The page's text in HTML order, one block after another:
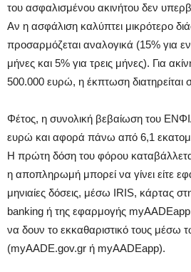
του ασφαλισμένου ακινήτου δεν
Αν η ασφάλιση καλύπτει μικρότερο
προσαρμόζεται αναλογικά (15% για
μήνες και 5% για τρεις μήνες). Για
500.000 ευρώ, η έκπτωση διατηρείται
Φέτος, η συνολική βεβαίωση του
ευρώ και αφορά πάνω από 6,1
Η πρώτη δόση του φόρου
η αποπληρωμή μπορεί να γίνει είτε
μηνιαίες δόσεις, μέσω IRIS, κάρτας
banking ή της εφαρμογής myAADEapp.
να δουν το εκκαθαριστικό τους μέσω
(myAADE.gov.gr ή myAADEapp).